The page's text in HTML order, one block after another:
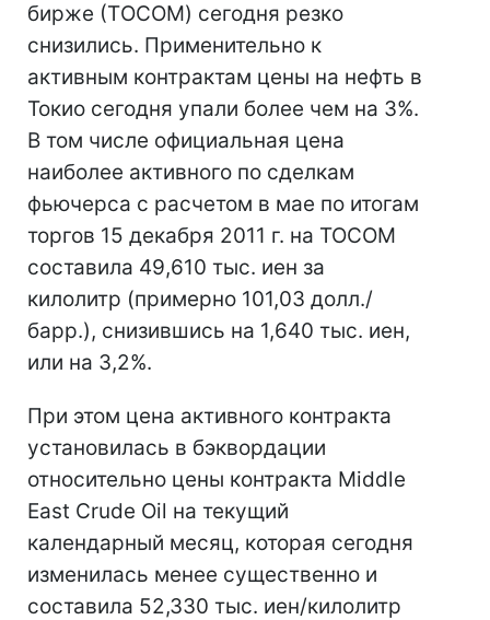
бирже (ТOCOM) сегодня резко
снизились. Применительно к
активным контрактам цены на нефть в
Токио сегодня упали более чем на 3%.
В том числе официальная цена
наиболее активного по сделкам
фьючерса с расчетом в мае по итогам
торгов 15 декабря 2011 г. на TOCOM
составила 49,610 тыс. иен за
килолитр (примерно 101,03 долл./
барр.), снизившись на 1,640 тыс. иен,
или на 3,2%.
При этом цена активного контракта
установилась в бэквордации
относительно цены контракта Middle
East Crude Oil на текущий
календарный месяц, которая сегодня
изменилась менее существенно и
составила 52,330 тыс. иен/килолитр